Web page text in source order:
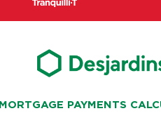
MORTGAGE PAYMENTS